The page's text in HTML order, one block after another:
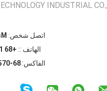
INDUSTRIAL CO.,
اتصل شخص:
الهاتف ::
الفاكس: